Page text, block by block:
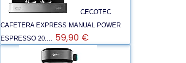
CECOTEC
CAFETERA EXPRESS MANUAL POWER
ESPRESSO 20.... 59,90 €